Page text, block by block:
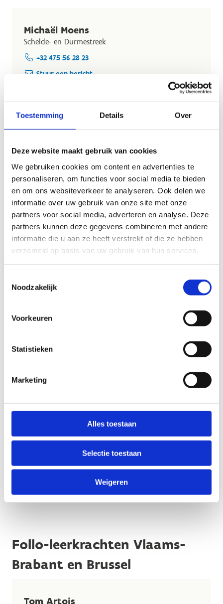
Toestemming Details Over
Deze website maakt gebruik van cookies
We gebruiken cookies om content en advertenties te
personaliseren, om functies voor social media te bieden
en om ons websiteverkeer te analyseren. Ook delen we
informatie over uw gebruik van onze site met onze
partners voor social media, adverteren en analyse. Deze
partners kunnen deze gegevens combineren met andere
informatie die u aan ze heeft verstrekt of die ze hebben
verzameld op basis van uw gebruik van hun services.
Noodzakelijk
Voorkeuren
Statistieken
Marketing
Alles toestaan
Selectie toestaan
Weigeren
Michaël Moens
Schelde- en Durmestreek
+32 475 56 28 23
Stuur een bericht
Tom Van Praet
Stuur een bericht
Benny Jacobs
Zuid Oost-Vlaanderen
+32 479 37 57 72
Melanie Mattys
+32 495 86 60 94
Stuur een bericht
Follo-leerkrachten Vlaams-
Brabant en Brussel
Tom Artois